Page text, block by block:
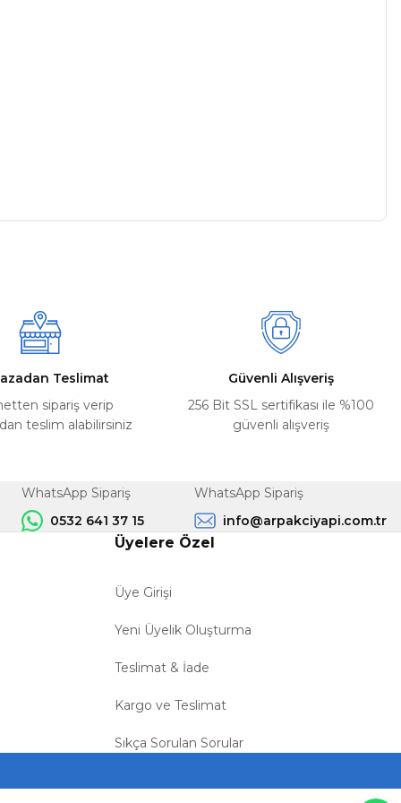
Teslimat
sipariş verip
teslim alabilirsiniz
Güvenli Alışveriş
256 Bit SSL sertifikası ile %100
güvenli alışveriş
WhatsApp Sipariş
0532 641 37 15
WhatsApp Sipariş
info@arpakciyapi.com.tr
Üyelere Özel
Üye Girişi
Yeni Üyelik Oluşturma
Teslimat & İade
Kargo ve Teslimat
Sıkça Sorulan Sorular